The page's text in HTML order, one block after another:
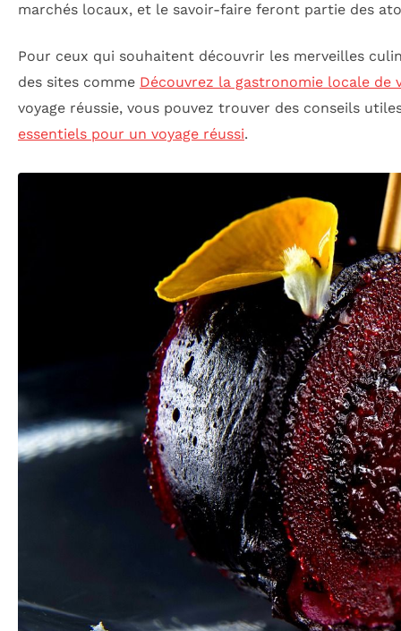
marchés locaux, et le savoir-faire feront partie des
Pour ceux qui souhaitent découvrir les merveilles
des sites comme Découvrez la gastronomie locale de
voyage réussie, vous pouvez trouver des conseils
essentiels pour un voyage réussi.